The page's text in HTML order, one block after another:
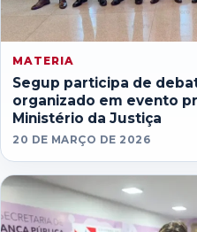
MATERIA
Segup participa de
organizado em evento
Ministério da Justiça
20 DE MARÇO DE 2026